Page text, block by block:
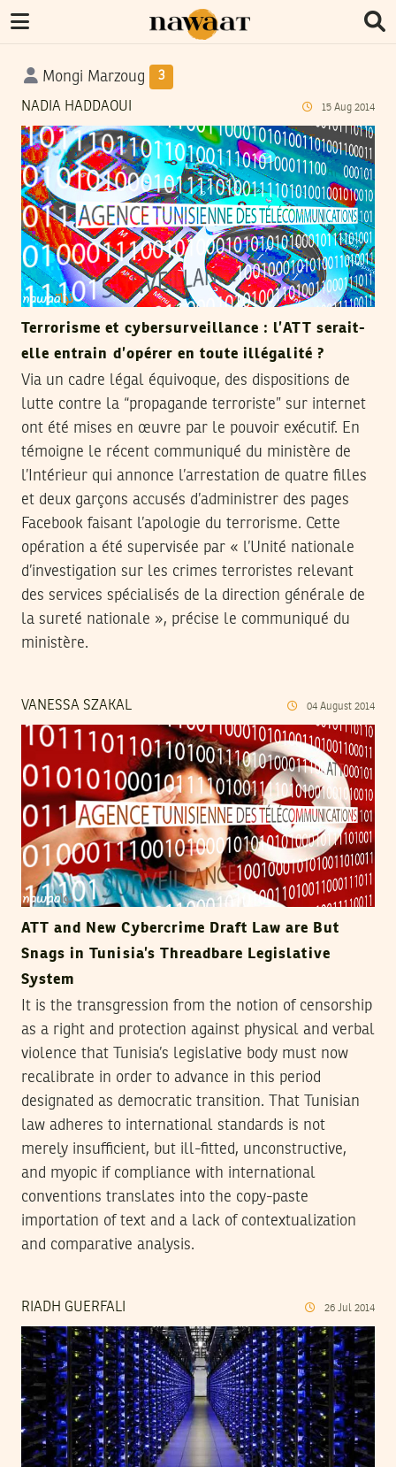
Mongi Marzoug 3
NADIA HADDAOUI 15 Aug 2014
Terrorisme et cybersurveillance : l’ATT serait-
elle entrain d’opérer en toute illégalité ?
Via un cadre légal équivoque, des dispositions de
lutte contre la “propagande terroriste” sur internet
ont été mises en œuvre par le pouvoir exécutif. En
témoigne le récent communiqué du ministère de
l’Intérieur qui annonce l’arrestation de quatre filles
et deux garçons accusés d’administrer des pages
Facebook faisant l’apologie du terrorisme. Cette
opération a été supervisée par « l’Unité nationale
d’investigation sur les crimes terroristes relevant
des services spécialisés de la direction générale de
la sureté nationale », précise le communiqué du
ministère.
VANESSA SZAKAL 04 August 2014
ATT and New Cybercrime Draft Law are But
Snags in Tunisia’s Threadbare Legislative
System
It is the transgression from the notion of censorship
as a right and protection against physical and verbal
violence that Tunisia’s legislative body must now
recalibrate in order to advance in this period
designated as democratic transition. That Tunisian
law adheres to international standards is not
merely insufficient, but ill-fitted, unconstructive,
and myopic if compliance with international
conventions translates into the copy-paste
importation of text and a lack of contextualization
and comparative analysis.
RIADH GUERFALI 26 Jul 2014